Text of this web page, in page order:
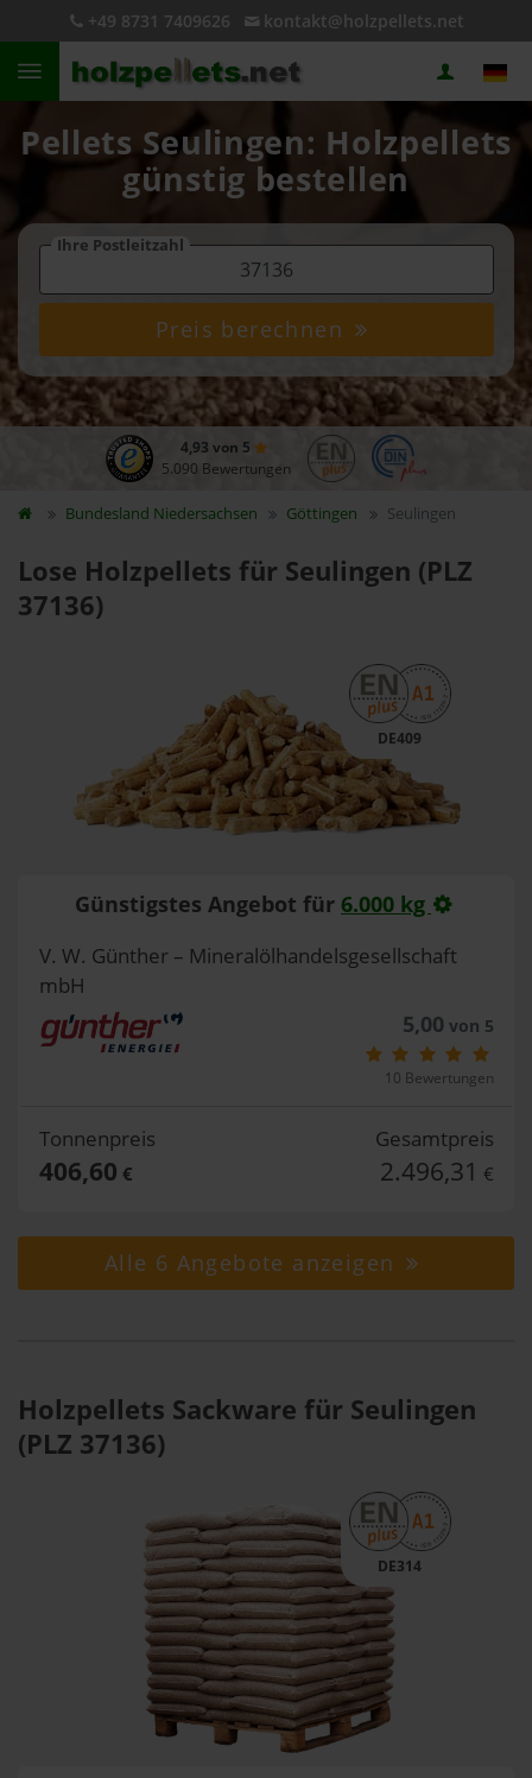
+49 8731 7409626 kontakt@holzpellets.net
Pellets Seulingen: Holzpellets
günstig bestellen
Ihre Postleitzahl
Preis berechnen
4,93 von 5
5.090 Bewertungen
Bundesland Niedersachsen Göttingen Seulingen
Lose Holzpellets für Seulingen (PLZ
37136)
DE409
Günstigstes Angebot für 6.000 kg
V. W. Günther – Mineralölhandelsgesellschaft
mbH
5,00 von 5
10 Bewertungen
Tonnenpreis
406,60 €
Gesamtpreis
2.496,31 €
Alle 6 Angebote anzeigen
Holzpellets Sackware für Seulingen
(PLZ 37136)
DE314